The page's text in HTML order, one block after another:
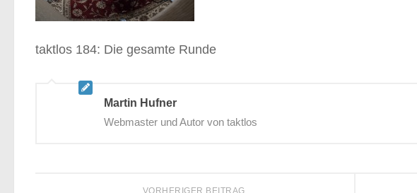
taktlos 184: Die gesamte Runde
Martin Hufner
Webmaster und Autor von taktlos
VORHERIGER BEITRAG